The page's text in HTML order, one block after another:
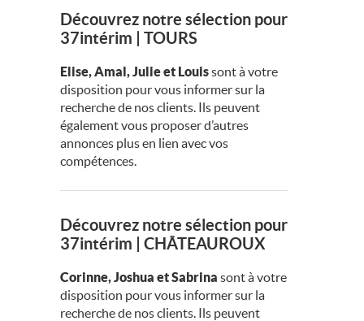
Découvrez notre sélection pour
37intérim | TOURS
Elise, Amal, Julie et Louissont à votre
disposition pour vous informer sur la
recherche de nos clients. Ils peuvent
également vous proposer d’autres
annonces plus en lien avec vos
compétences.
Découvrez notre sélection pour
37intérim | CHÂTEAUROUX
Corinne, Joshua et Sabrina sont à votre
disposition pour vous informer sur la
recherche de nos clients. Ils peuvent